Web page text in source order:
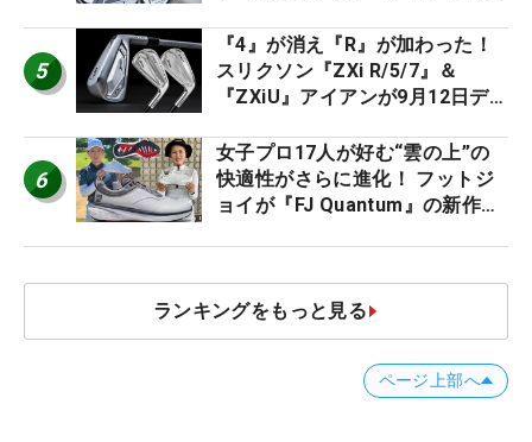
5
『4』が消え『R』が加わった！
スリクソン『ZXi R/5/7』＆
『ZXiU』アイアンが9月12日デ
6
女子プロ17人が好む“雲の上”の
快適性がさらに進化！ フットジ
ョイが『FJ Quantum』の新作を
ランキングをもっと見る
ページ上部へ